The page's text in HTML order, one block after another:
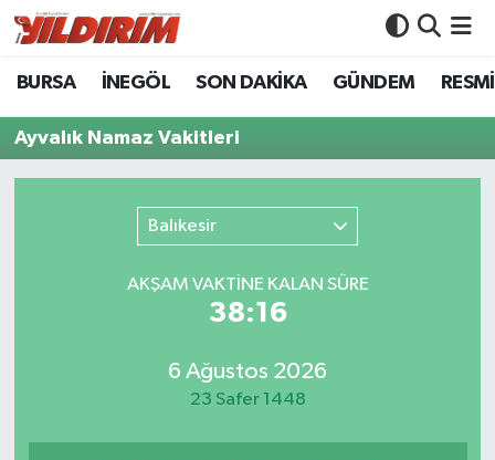
BURSA İNEGÖL SON DAKİKA GÜNDEM
Ayvalık Namaz Vakitleri
Balıkesir
AKŞAM VAKTİNE KALAN SÜRE
38:16
6 Ağustos 2026
23 Safer 1448
BURSA
İNEGÖL
KÖŞE YAZILARI
Bursa Nöbetçi Eczaneler
Bursa Hava Durumu
Süper Lig Puan Durumu ve Fikstür
Tüm Manşetler